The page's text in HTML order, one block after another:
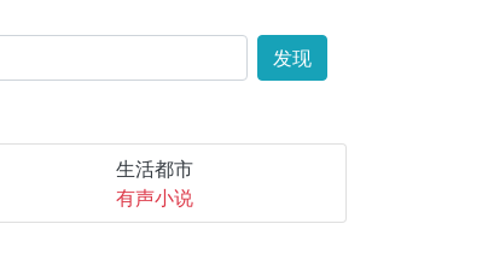
发现
生活都市
有声小说